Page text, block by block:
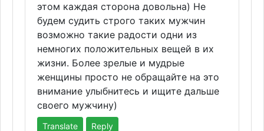
этом каждая сторона довольна) Не
будем судить строго таких мужчин
возможно такие радости одни из
немногих положительных вещей в их
жизни. Более зрелые и мудрые
женщины просто не обращайте на это
внимание улыбнитесь и ищите дальше
своего мужчину)
Translate Reply